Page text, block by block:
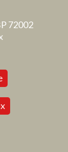
72002